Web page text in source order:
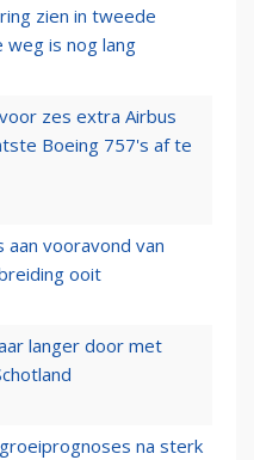
zien in tweede
weg is nog lang
zes extra Airbus
Boeing 757's af te
aan vooravond van
ooit
langer door met
na sterk